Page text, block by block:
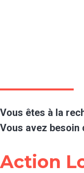
Vous êtes à la
Vous avez besoin
Action